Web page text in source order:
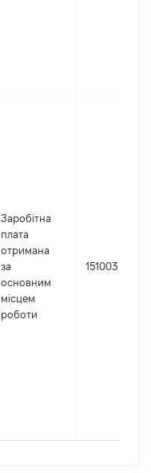
Заробітна
плата
отримана
за
основним
місцем
роботи
151003